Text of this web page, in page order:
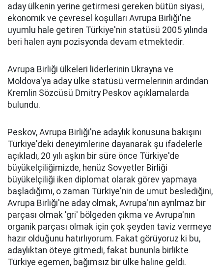
aday ülkenin yerine getirmesi gereken bütün siyasi,
ekonomik ve çevresel koşulları Avrupa Birliği'ne
uyumlu hale getiren Türkiye'nin statüsü 2005 yılında
beri halen aynı pozisyonda devam etmektedir.
Avrupa Birliği ülkeleri liderlerinin Ukrayna ve
Moldova'ya aday ülke statüsü vermelerinin ardından
Kremlin Sözcüsü Dmitry Peskov açıklamalarda
bulundu.
Peskov, Avrupa Birliği'ne adaylık konusuna bakışını
Türkiye'deki deneyimlerine dayanarak şu ifadelerle
açıkladı, 20 yılı aşkın bir süre önce Türkiye'de
büyükelçiliğimizde, henüz Sovyetler Birliği
büyükelçiliği iken diplomat olarak görev yapmaya
başladığımı, o zaman Türkiye'nin de umut beslediğini,
Avrupa Birliği'ne aday olmak, Avrupa'nın ayrılmaz bir
parçası olmak 'gri' bölgeden çıkma ve Avrupa'nın
organik parçası olmak için çok şeyden taviz vermeye
hazır olduğunu hatırlıyorum. Fakat görüyoruz ki bu,
adaylıktan öteye gitmedi, fakat bununla birlikte
Türkiye egemen, bağımsız bir ülke haline geldi.